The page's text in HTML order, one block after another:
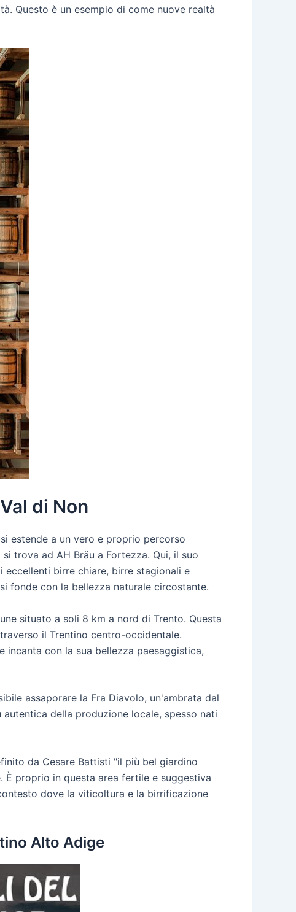
Questo è un esempio di come nuove realtà
di Non
estende a un vero e proprio percorso
trova ad AH Bräu a Fortezza. Qui, il suo
birre chiare, birre stagionali e
fonde con la bellezza naturale circostante.
situato a soli 8 km a nord di Trento. Questa
il Trentino centro-occidentale.
con la sua bellezza paesaggistica,
assaporare la Fra Diavolo, un'ambrata dal
della produzione locale, spesso nati
da Cesare Battisti "il più bel giardino
proprio in questa area fertile e suggestiva
dove la viticoltura e la birrificazione
Alto Adige